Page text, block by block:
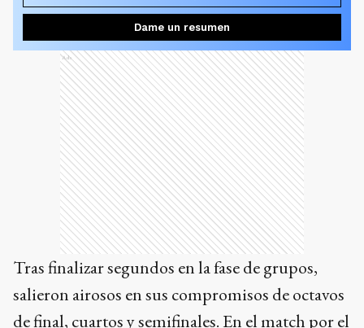
Dame un resumen
Ads
Tras finalizar segundos en la fase de grupos,
salieron airosos en sus compromisos de octavos
de final, cuartos y semifinales. En el match por el